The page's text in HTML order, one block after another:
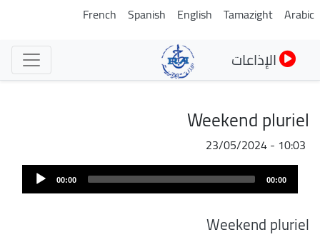
تجاوز
Arabic
Tamazight
English
Spanish
French
الإذاعات
Weekend pluriel
23/05/2024 - 10:03
00:00 00:00
Weekend pluriel